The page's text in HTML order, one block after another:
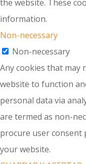
the website. These
information.
Non-necessary
Non-necessary
Any cookies that may
website to function
personal data via
are termed as non-
procure user
your website.